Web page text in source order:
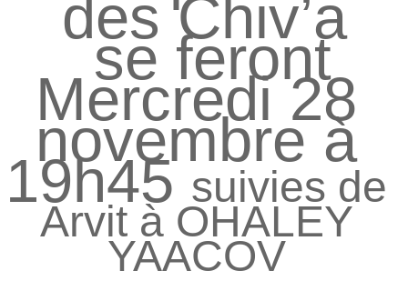
des Chiv’a
se feront
Mercredi 28
novembre à
19h45suivies de
Arvit à OHALEY
YAACOV